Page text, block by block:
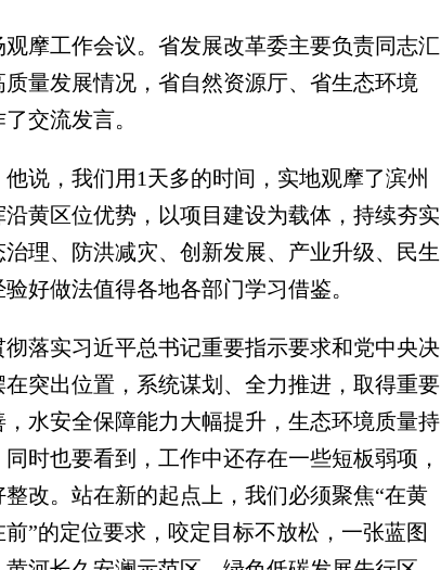
工作会议。省发展改革委主要负责同志汇
量发展情况，省自然资源厅、省生态环境
交流发言。
，我们用1天多的时间，实地观摩了滨州
黄区位优势，以项目建设为载体，持续夯实
理、防洪减灾、创新发展、产业升级、民生
好做法值得各地各部门学习借鉴。
实习近平总书记重要指示要求和党中央决
突出位置，系统谋划、全力推进，取得重要
水安全保障能力大幅提升，生态环境质量持
时也要看到，工作中还存在一些短板弱项，
改。站在新的起点上，我们必须聚焦“在黄
”的定位要求，咬定目标不放松，一张蓝图